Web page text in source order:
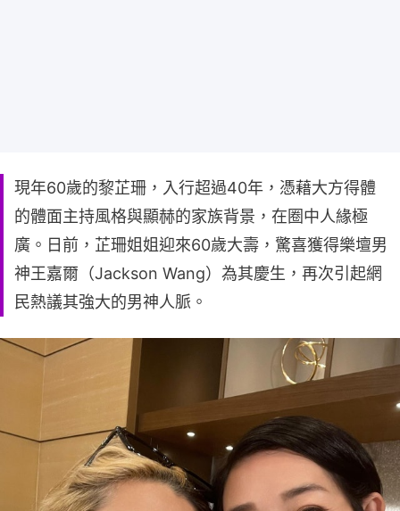
現年60歲的黎芷珊，入行超過40年，憑藉大方得體
的體面主持風格與顯赫的家族背景，在圈中人緣極
廣。日前，芷珊姐姐迎來60歲大壽，驚喜獲得樂壇男
神王嘉爾（Jackson Wang）為其慶生，再次引起網
民熱議其強大的男神人脈。